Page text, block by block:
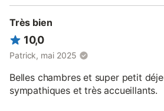
Très bien
10,0
Patrick, mai 2025
Belles chambres et super petit
sympathiques et très accueillants.